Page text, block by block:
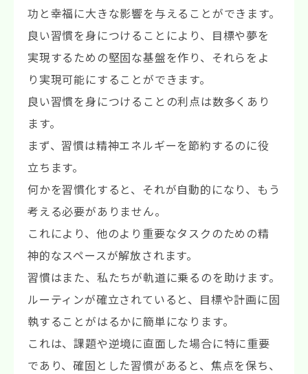
功と幸福に大きな影響を与えることができます。
良い習慣を身につけることにより、目標や夢を
実現するための堅固な基盤を作り、それらをよ
り実現可能にすることができます。
良い習慣を身につけることの利点は数多くあり
ます。
まず、習慣は精神エネルギーを節約するのに役
立ちます。
何かを習慣化すると、それが自動的になり、もう
考える必要がありません。
これにより、他のより重要なタスクのための精
神的なスペースが解放されます。
習慣はまた、私たちが軌道に乗るのを助けます。
ルーティンが確立されていると、目標や計画に固
執することがはるかに簡単になります。
これは、課題や逆境に直面した場合に特に重要
であり、確固とした習慣があると、焦点を保ち、